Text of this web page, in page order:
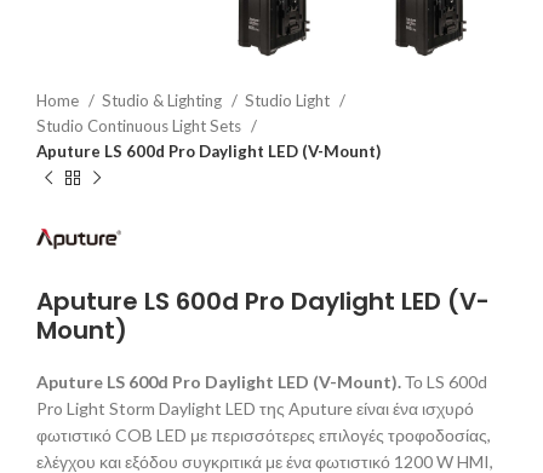
Home Studio & Lighting
Studio Light
Studio Continuous Light Sets
Aputure LS 600d Pro Daylight LED (V-Mount)
Aputure LS 600d Pro Daylight LED (V-
Mount)
Aputure LS 600d Pro Daylight LED (V-Mount).Το LS 600d
Pro Light Storm Daylight LED της Aputure είναι ένα ισχυρό
φωτιστικό COB LED με περισσότερες επιλογές τροφοδοσίας,
ελέγχου και εξόδου συγκριτικά με ένα φωτιστικό 1200 W HMI,